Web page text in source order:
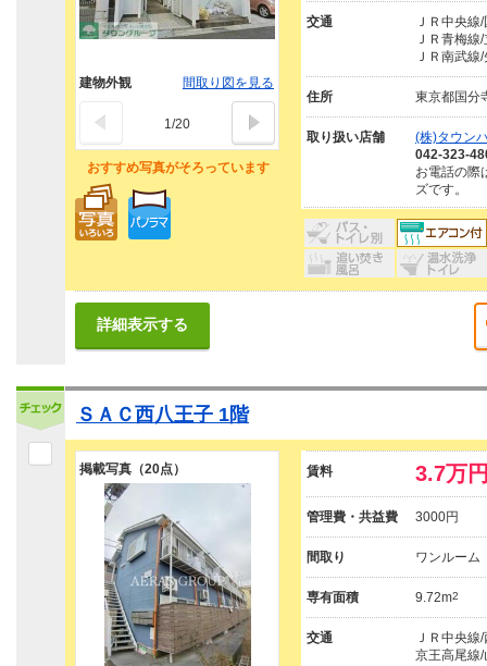
おすすめ写真がそろっています
建物外観 間取り図を見る
1/20
交通
ＪＲ中央線
ＪＲ青梅線
ＪＲ南武線
住所 東京都国分
取り扱い店舗
(株)タウン
042-323-
お電話の際
ズです。
詳細表示する
ＳＡＣ西八王子 1階
掲載写真（20点） 賃料 3.7万
管理費・共益費 3000円
間取り ワンルーム
専有面積 9.72m2
交通
ＪＲ中央線
京王高尾線